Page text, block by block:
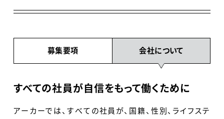
募集要項 会社について
すべての社員が自信をもって働くために
アーカーでは、すべての社員が、国籍、性別、ライフステ